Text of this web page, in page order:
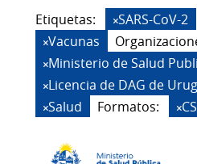
Etiquetas: SARS-CoV-2
Vacunas
Ministerio de Salud
Licencia de DAG de
Salud
Formatos: